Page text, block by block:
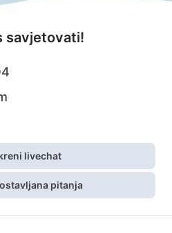
savjetovati!
livechat
pitanja